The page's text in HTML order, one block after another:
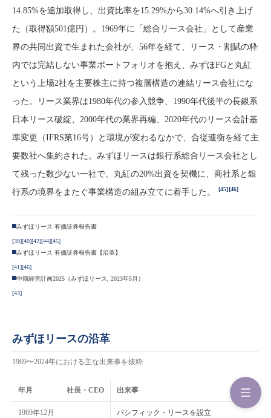
14.85%を追加取得し、出資比率を15.29%から30.14%へ引き上げ
た（取得額501億円）。1969年に「総合リース会社」として産業
界の共同出資で生まれた会社が、56年を経て、リース・割賦の枠
内では完結しない事業ポートフォリオを抱え、みずほFGと丸紅
という上場2社を主要株主に持つ複層構造の連結リース会社にな
った。リース業界は1980年代の参入競争、1990年代後半の長銀系
日本リース破綻、2000年代の業界再編、2020年代のリース会計基
準変更（IFRS第16号）と環境が変わるなかで、合従連衡を経て主
要数社へ集約された。みずほリースは銀行系総合リース会社とし
て残った数少ない一社で、丸紅の20%出資を契機に、商社系と銀
行系の境界をまたぐ事業構造の組み立てに着手した。
[45][46]
みずほリース 有価証券報告書
[39][40][42][44][45]
みずほリース 有価証券報告書【沿革】
[41][46]
中期経営計画2025（みずほリース, 2023年5月）
[43]
みずほリースの沿革
1969〜2024年における主な出来事を抜粋
年月 社長・CEO 出来事
1969年12月 パシフィック・リースを設立